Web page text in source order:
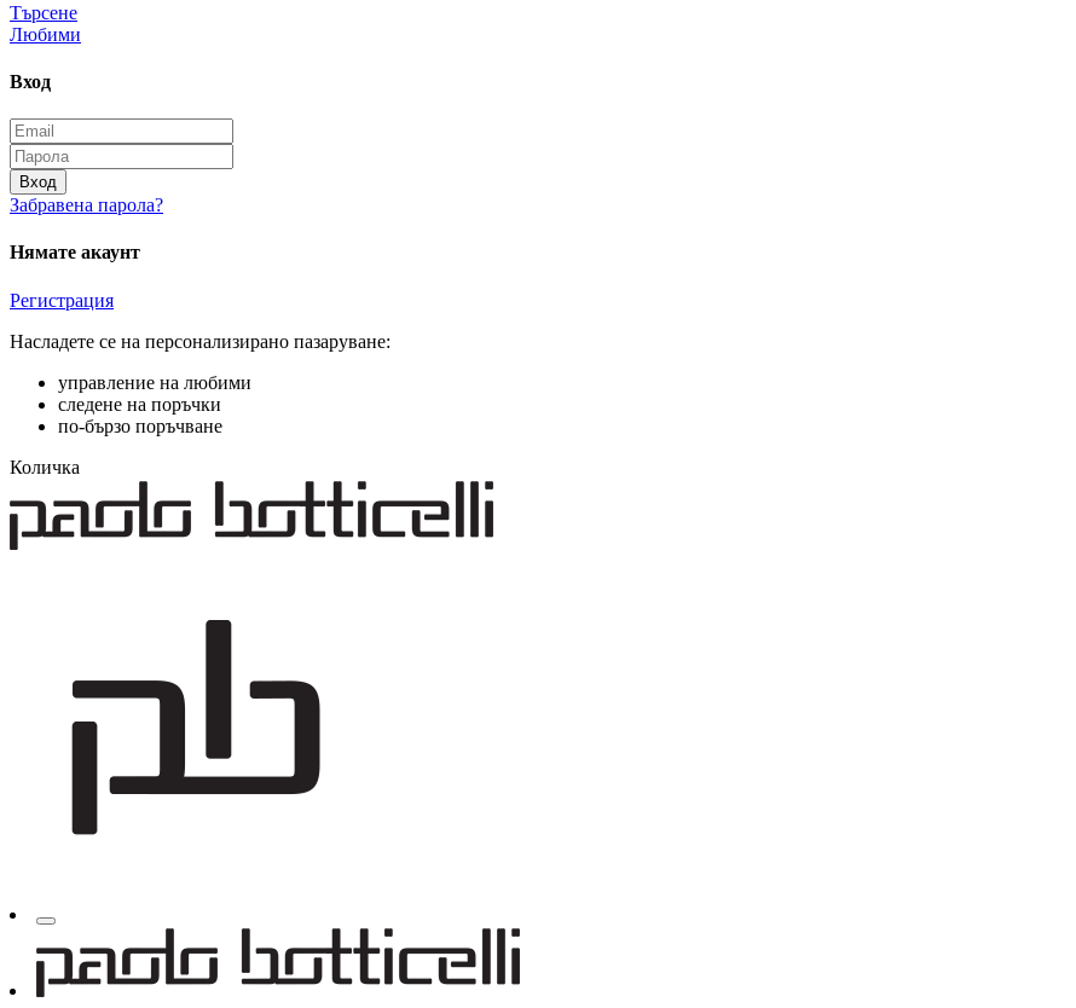
Търсене
Любими
Вход
Вход
Забравена парола?
Нямате акаунт
Регистрация
Насладете се на персонализирано пазаруване:
управление на любими
следене на поръчки
по-бързо поръчване
Количка